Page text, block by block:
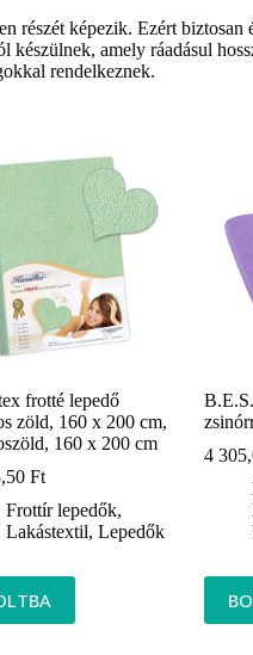
részét képezik. Ezért
amely ráadásul
rendelkeznek.
frotté lepedő
zöld, 160 x 200 cm,
160 x 200 cm
Ft
Frottír lepedők,
Lakástextil,Lepedők
4